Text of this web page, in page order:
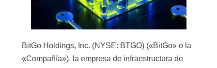
BitGo Holdings, Inc. (NYSE: BTGO) («BitGo» o la
«Compañía»), la empresa de infraestructura de